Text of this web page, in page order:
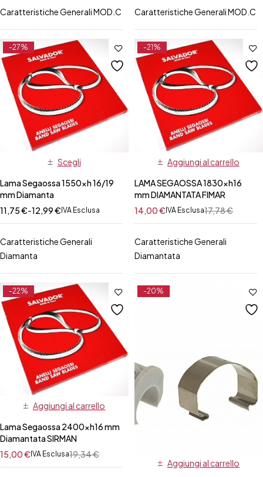
Caratteristiche Generali MOD.C Caratteristiche Generali MOD.C
-27%
Scegli
Lama Segaossa 1550xh 16/19
mm Diamanta
11,75€-12,99€ IVA Esclusa
Caratteristiche Generali
Diamanta
-21%
Aggiungi al carrello
LAMA SEGAOSSA 1830xh16
mm DIAMANTATA FIMAR
17,78€
14,00€ IVA Esclusa
Caratteristiche Generali
Diamantata
-22%
Aggiungi al carrello
Lama Segaossa 2400xh16 mm
Diamantata SIRMAN
19,34€
15,00€IVA Esclusa
-20%
Aggiungi al carrello